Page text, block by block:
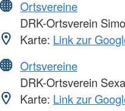
Ortsvereine
DRK-Ortsverein
Karte: Link zur
Ortsvereine
DRK-Ortsverein
Karte: Link zur